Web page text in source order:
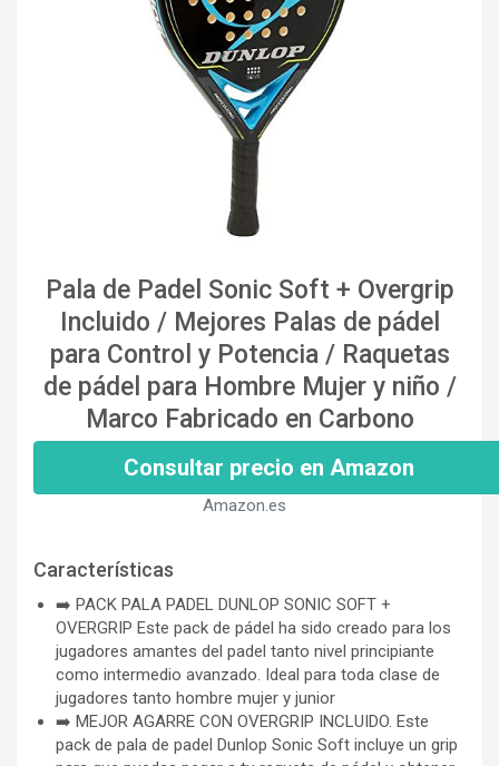
Pala de Padel Sonic Soft + Overgrip
Incluido / Mejores Palas de pádel
para Control y Potencia / Raquetas
de pádel para Hombre Mujer y niño /
Marco Fabricado en Carbono
Consultar precio en Amazon
Amazon.es
Características
➡️ PACK PALA PADEL DUNLOP SONIC SOFT +
OVERGRIP Este pack de pádel ha sido creado para los
jugadores amantes del padel tanto nivel principiante
como intermedio avanzado. Ideal para toda clase de
jugadores tanto hombre mujer y junior
➡️ MEJOR AGARRE CON OVERGRIP INCLUIDO. Este
pack de pala de padel Dunlop Sonic Soft incluye un grip